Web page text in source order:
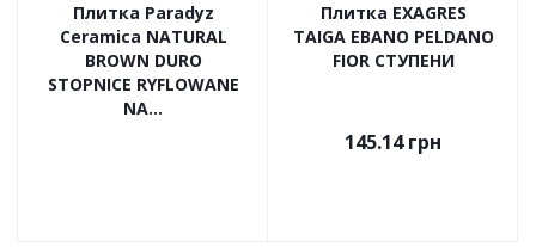
Плитка Paradyz
Ceramica NATURAL
BROWN DURO
STOPNICE RYFLOWANE
NA...
Плитка EXAGRES
TAIGA EBANO PELDANO
FIOR СТУПЕНИ
145.14грн